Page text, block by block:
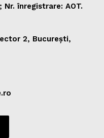
înregistrare: AOT.
2, București,